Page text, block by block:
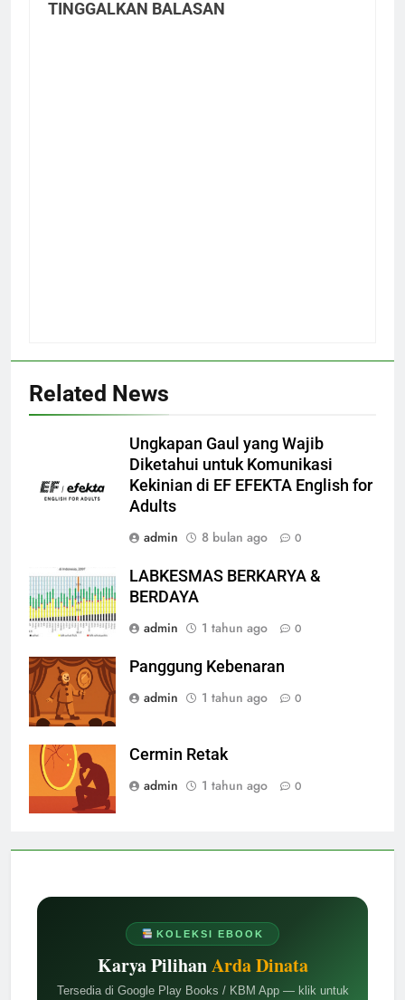
KOLEKSI EBOOK
Karya PilihanArda Dinata
Tersedia di Google Play Books / KBM App — klik untuk
TINGGALKAN BALASAN
Related News
Ungkapan Gaul yang Wajib
Diketahui untuk Komunikasi
Kekinian di EF EFEKTA English for
Adults
admin
8 bulan ago 0
LABKESMAS BERKARYA &
BERDAYA
admin
1 tahun ago 0
Panggung Kebenaran
admin
1 tahun ago 0
Cermin Retak
admin
1 tahun ago 0